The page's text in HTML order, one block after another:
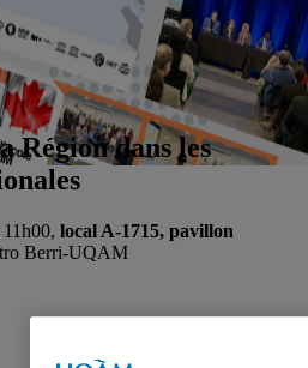
Région dans les
11h00, local A-1715, pavillon
Berri-UQAM